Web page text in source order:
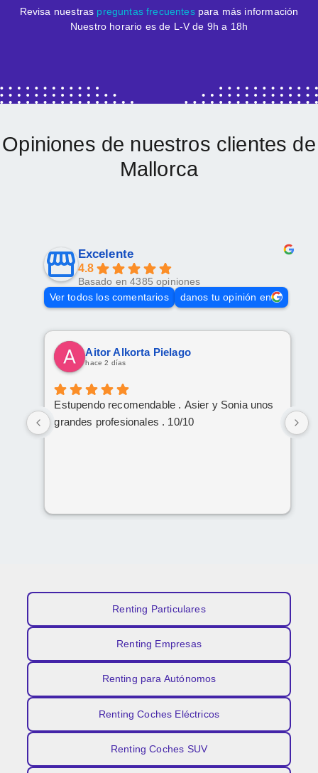
Revisa nuestras preguntas frecuentespara más información
Nuestro horario es de L-V de 9h a 18h
Opiniones de nuestros clientes de
Mallorca
Excelente
4.8
Basado en 4385 opiniones
Ver todos los comentarios
danos tu opinión en
Aitor Alkorta Pielago
hace 2 días
Estupendo recomendable . Asier y Sonia unos
grandes profesionales . 10/10
Renting Particulares
Renting Empresas
Renting para Autónomos
Renting Coches Eléctricos
Renting Coches SUV